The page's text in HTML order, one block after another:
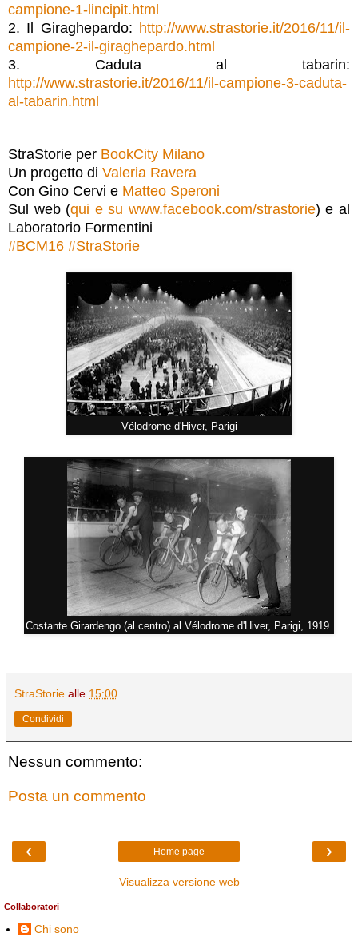
campione-1-lincipit.html
2. Il Giraghepardo: http://www.strastorie.it/2016/11/il-
campione-2-il-giraghepardo.html
3. Caduta al tabarin:
http://www.strastorie.it/2016/11/il-campione-3-caduta-
al-tabarin.html
StraStorie per BookCity Milano
Un progetto di Valeria Ravera
Con Gino Cervi e Matteo Speroni
Sul web (qui e su www.facebook.com/strastorie) e al
Laboratorio Formentini
#BCM16 #StraStorie
Vélodrome d'Hiver, Parigi
Costante Girardengo (al centro) al Vélodrome d'Hiver, Parigi, 1919.
StraStorie alle 15:00
Condividi
Nessun commento:
Posta un commento
‹ ›
Home page
Visualizza versione web
Collaboratori
Chi sono